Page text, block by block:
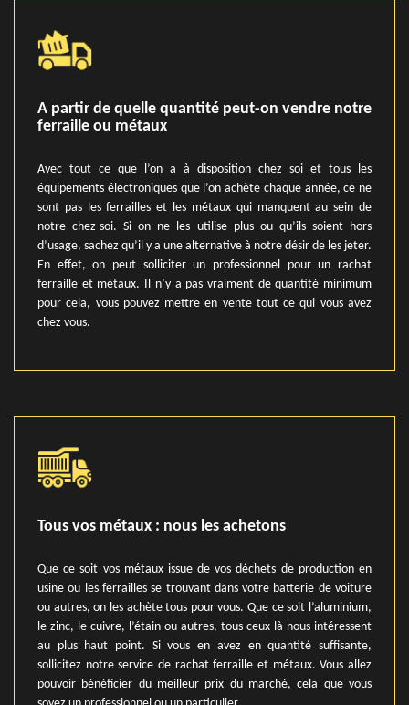
A partir de quelle quantité peut-on vendre notre
ferraille ou métaux
Avec tout ce que l’on a à disposition chez soi et tous les
équipements électroniques que l’on achète chaque année, ce ne
sont pas les ferrailles et les métaux qui manquent au sein de
notre chez-soi. Si on ne les utilise plus ou qu’ils soient hors
d’usage, sachez qu’il y a une alternative à notre désir de les jeter.
En effet, on peut solliciter un professionnel pour un rachat
ferraille et métaux. Il n’y a pas vraiment de quantité minimum
pour cela, vous pouvez mettre en vente tout ce qui vous avez
chez vous.
Tous vos métaux : nous les achetons
Que ce soit vos métaux issue de vos déchets de production en
usine ou les ferrailles se trouvant dans votre batterie de voiture
ou autres, on les achète tous pour vous. Que ce soit l’aluminium,
le zinc, le cuivre, l’étain ou autres, tous ceux-là nous intéressent
au plus haut point. Si vous en avez en quantité suffisante,
sollicitez notre service de rachat ferraille et métaux. Vous allez
pouvoir bénéficier du meilleur prix du marché, cela que vous